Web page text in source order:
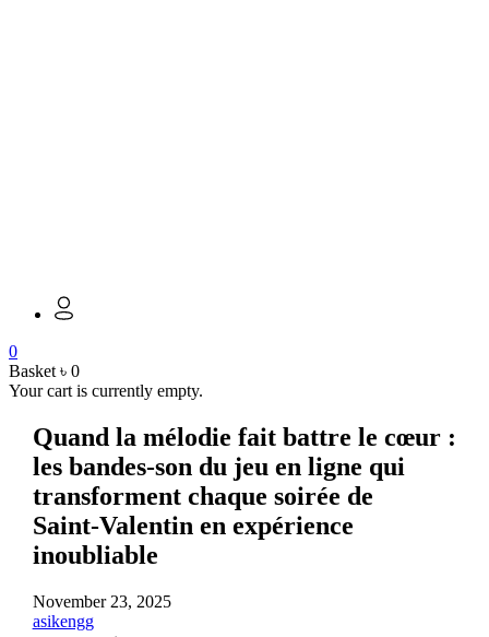
0
Basket ৳ 0
Your cart is currently empty.
Quand la mélodie fait battre le cœur :
les bandes‑son du jeu en ligne qui
transforment chaque soirée de
Saint‑Valentin en expérience
inoubliable
November 23, 2025
asikengg